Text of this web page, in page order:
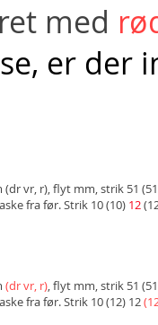
med
er der
vr, r), flyt mm, strik 51
fra før.Strik 10 (10) 12
(dr vr, r), flyt mm, strik 51
fra før. Strik 10 (12) 12